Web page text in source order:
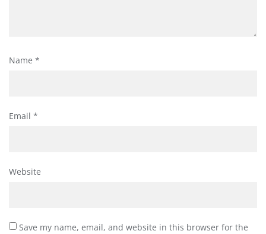
Name *
Email *
Website
Save my name, email, and website in this browser for the